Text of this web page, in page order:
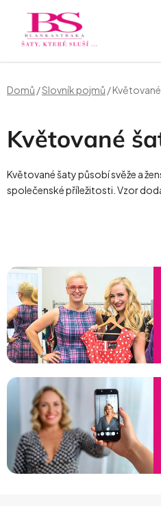
obsah
Domů /Slovník pojmů /
Květované
Květované šaty působí svěže a
společenské příležitosti. Vzor